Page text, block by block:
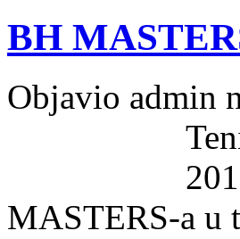
BH
Objavio admin
MASTERS-a u